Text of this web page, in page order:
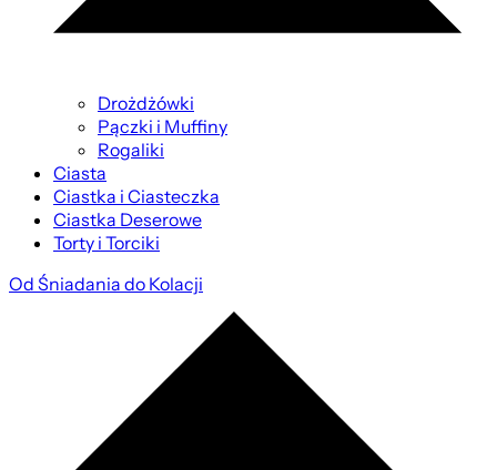
Drożdżówki
Pączki i Muffiny
Rogaliki
Ciasta
Ciastka i Ciasteczka
Ciastka Deserowe
Torty i Torciki
Od Śniadania do Kolacji